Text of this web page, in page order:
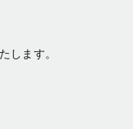
します。